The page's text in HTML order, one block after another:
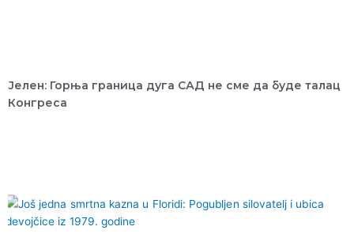
Јелен: Горња граница дуга САД не сме да буде талац
Конгреса